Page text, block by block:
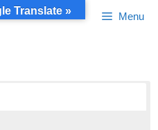
Menu
Translate »